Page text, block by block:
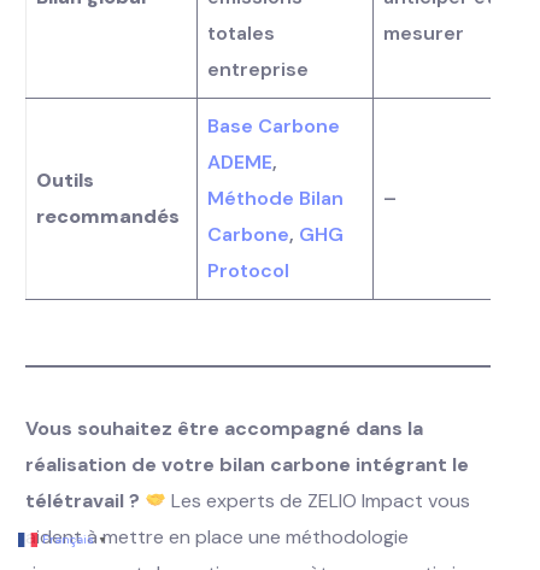
totales
entreprise
mesurer
Outils
recommandés
Base Carbone
ADEME,
Méthode Bilan
Carbone, GHG
Protocol
–
Vous souhaitez être accompagné dans la
réalisation de votre bilan carbone intégrant le
télétravail ?
Les experts de ZELIO Impact vous
aident à mettre en place une méthodologie
Demander une démo
Français ▼